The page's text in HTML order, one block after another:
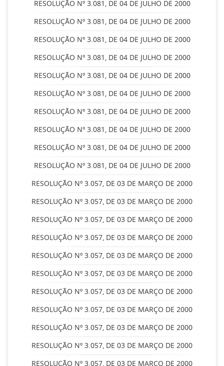
RESOLUÇÃO Nº 3.081, DE 04 DE JULHO DE 2000
RESOLUÇÃO Nº 3.081, DE 04 DE JULHO DE 2000
RESOLUÇÃO Nº 3.081, DE 04 DE JULHO DE 2000
RESOLUÇÃO Nº 3.081, DE 04 DE JULHO DE 2000
RESOLUÇÃO Nº 3.081, DE 04 DE JULHO DE 2000
RESOLUÇÃO Nº 3.081, DE 04 DE JULHO DE 2000
RESOLUÇÃO Nº 3.081, DE 04 DE JULHO DE 2000
RESOLUÇÃO Nº 3.081, DE 04 DE JULHO DE 2000
RESOLUÇÃO Nº 3.081, DE 04 DE JULHO DE 2000
RESOLUÇÃO Nº 3.081, DE 04 DE JULHO DE 2000
RESOLUÇÃO Nº 3.057, DE 03 DE MARÇO DE 2000
RESOLUÇÃO Nº 3.057, DE 03 DE MARÇO DE 2000
RESOLUÇÃO Nº 3.057, DE 03 DE MARÇO DE 2000
RESOLUÇÃO Nº 3.057, DE 03 DE MARÇO DE 2000
RESOLUÇÃO Nº 3.057, DE 03 DE MARÇO DE 2000
RESOLUÇÃO Nº 3.057, DE 03 DE MARÇO DE 2000
RESOLUÇÃO Nº 3.057, DE 03 DE MARÇO DE 2000
RESOLUÇÃO Nº 3.057, DE 03 DE MARÇO DE 2000
RESOLUÇÃO Nº 3.057, DE 03 DE MARÇO DE 2000
RESOLUÇÃO Nº 3.057, DE 03 DE MARÇO DE 2000
RESOLUÇÃO Nº 3.057, DE 03 DE MARÇO DE 2000